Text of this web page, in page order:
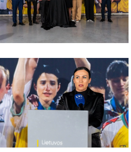
DSC00336-
72-
scaled